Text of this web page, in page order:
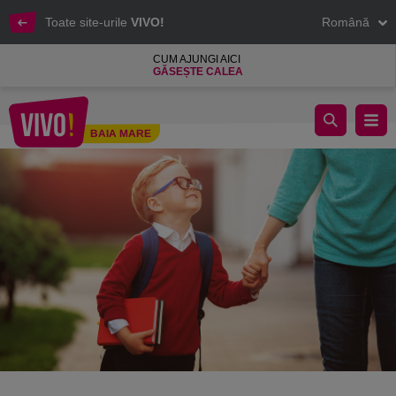
Toate site-urile VIVO! Română
CUM AJUNGI AICI
GĂSEȘTE CALEA
Baia Mare
BAIA MARE
Începe școala: listă de haine noi pentru cei mici.